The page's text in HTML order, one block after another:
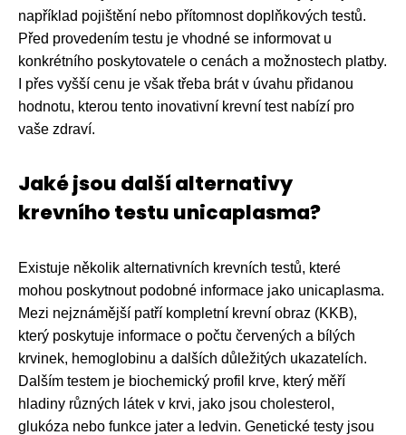
například pojištění nebo přítomnost doplňkových testů.
Před provedením testu je vhodné se informovat u
konkrétního poskytovatele o cenách a možnostech platby.
I přes vyšší cenu je však třeba brát v úvahu přidanou
hodnotu, kterou tento inovativní krevní test nabízí pro
vaše zdraví.
Jaké jsou další alternativy
krevního testu unicaplasma?
Existuje několik alternativních krevních testů, které
mohou poskytnout podobné informace jako unicaplasma.
Mezi nejznámější patří kompletní krevní obraz (KKB),
který poskytuje informace o počtu červených a bílých
krvinek, hemoglobinu a dalších důležitých ukazatelích.
Dalším testem je biochemický profil krve, který měří
hladiny různých látek v krvi, jako jsou cholesterol,
glukóza nebo funkce jater a ledvin. Genetické testy jsou